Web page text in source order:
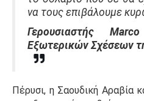
να τους επιβάλουμε
Γερουσιαστής
Εξωτερικών Σχέσεων
Πέρυσι, η Σαουδική Αραβία